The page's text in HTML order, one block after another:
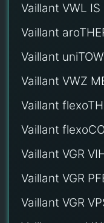
Vaillant VWL IS
Vaillant
Vaillant
Vaillant VWZ
Vaillant
Vaillant
Vaillant VGR
Vaillant VGR
Vaillant VGR